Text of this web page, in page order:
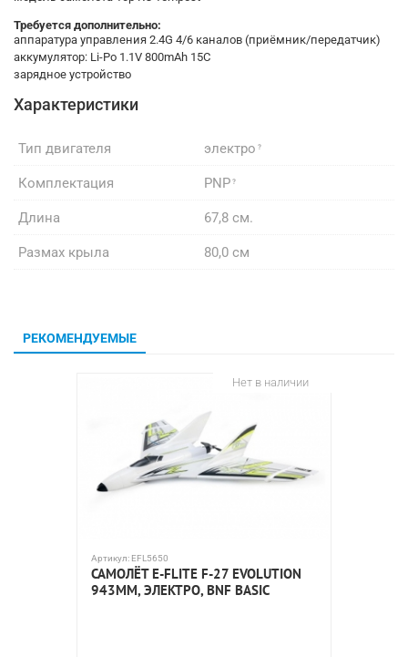
Требуется дополнительно:
аппаратура управления 2.4G 4/6 каналов (приёмник/передатчик)
аккумулятор: Li-Po 1.1V 800mAh 15C
зарядное устройство
Характеристики
Тип двигателя электро
Комплектация PNP
Длина 67,8 см.
Размах крыла 80,0 см
РЕКОМЕНДУЕМЫЕ
Нет в наличии
Артикул: EFL5650
САМОЛЁТ E-FLITE F-27 EVOLUTION
943ММ, ЭЛЕКТРО, BNF BASIC